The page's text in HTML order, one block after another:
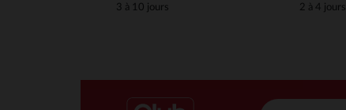
3 à 10 jours 2 à 4 jours